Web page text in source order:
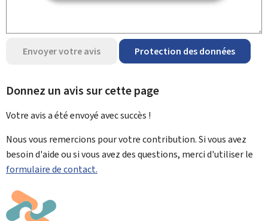
Envoyer votre avis Protection des données
Donnez un avis sur cette page
Votre avis a été envoyé avecsuccès !
Nous vous remercions pour votre contribution. Si vous avez
besoin d'aide ou si vous avez des questions, merci d'utiliser le
formulaire de contact.